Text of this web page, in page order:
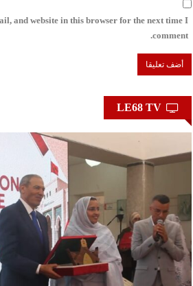
and website in this browser for the next time I
comment.